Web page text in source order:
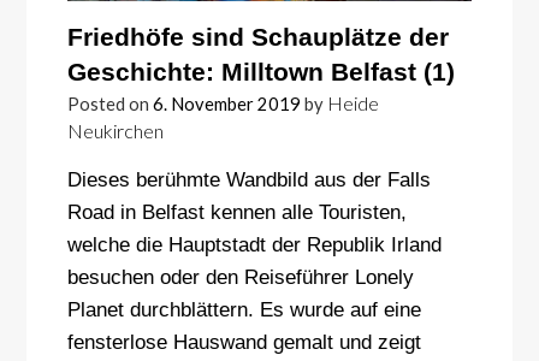
Friedhöfe sind Schauplätze der
Geschichte: Milltown Belfast (1)
Posted on 6. November 2019 by Heide
Neukirchen
Dieses berühmte Wandbild aus der Falls
Road in Belfast kennen alle Touristen,
welche die Hauptstadt der Republik Irland
besuchen oder den Reiseführer Lonely
Planet durchblättern. Es wurde auf eine
fensterlose Hauswand gemalt und zeigt